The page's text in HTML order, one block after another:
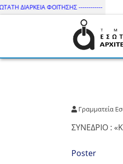
ΔΙΑΡΚΕΙΑ ΦΟΙΤΗΣΗΣ ------------
Τμήμα
Γραμματεία
ΣΥΝΕΔΡΙΟ :
Poster